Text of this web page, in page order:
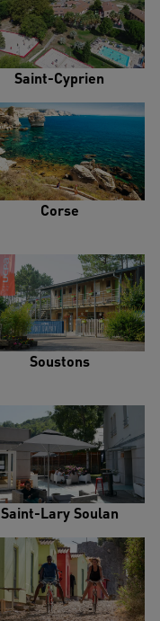
Saint-Cyprien
Corse
Soustons
Saint-Lary Soulan